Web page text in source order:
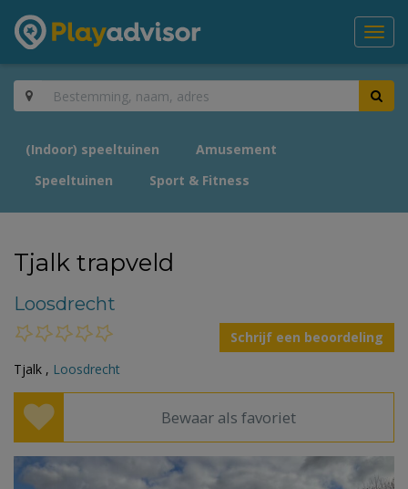
(Indoor) speeltuinen
Amusement
Speeltuinen
Sport & Fitness
Tjalk trapveld
Loosdrecht
Schrijf een beoordeling
Tjalk , Loosdrecht
Bewaar als favoriet